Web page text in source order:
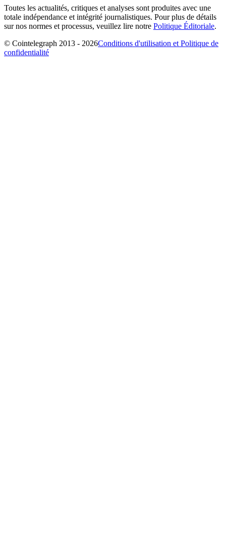
Toutes les actualités, critiques et analyses sont produites avec une
totale indépendance et intégrité journalistiques. Pour plus de détails
sur nos normes et processus, veuillez lire notre Politique Éditoriale.
© Cointelegraph 2013 - 2026Conditions d'utilisation et Politique de
confidentialité